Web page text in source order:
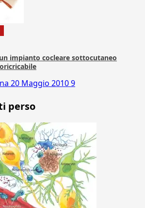
impianto cocleare sottocutaneo
20 Maggio 20109
perso